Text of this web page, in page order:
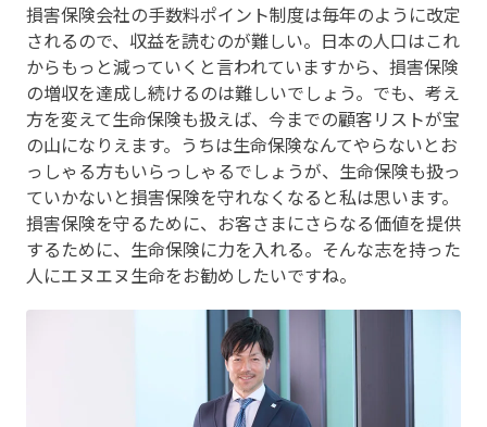
損害保険会社の手数料ポイント制度は毎年のように改定
されるので、収益を読むのが難しい。日本の人口はこれ
からもっと減っていくと言われていますから、損害保険
の増収を達成し続けるのは難しいでしょう。でも、考え
方を変えて生命保険も扱えば、今までの顧客リストが宝
の山になりえます。うちは生命保険なんてやらないとお
っしゃる方もいらっしゃるでしょうが、生命保険も扱っ
ていかないと損害保険を守れなくなると私は思います。
損害保険を守るために、お客さまにさらなる価値を提供
するために、生命保険に力を入れる。そんな志を持った
人にエヌエヌ生命をお勧めしたいですね。